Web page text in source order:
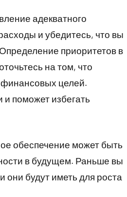
адекватного
и убедитесь, что вы
приоритетов в
на том, что
целей.
поможет избегать
обеспечение может быть
в будущем. Раньше вы
они будут иметь для роста